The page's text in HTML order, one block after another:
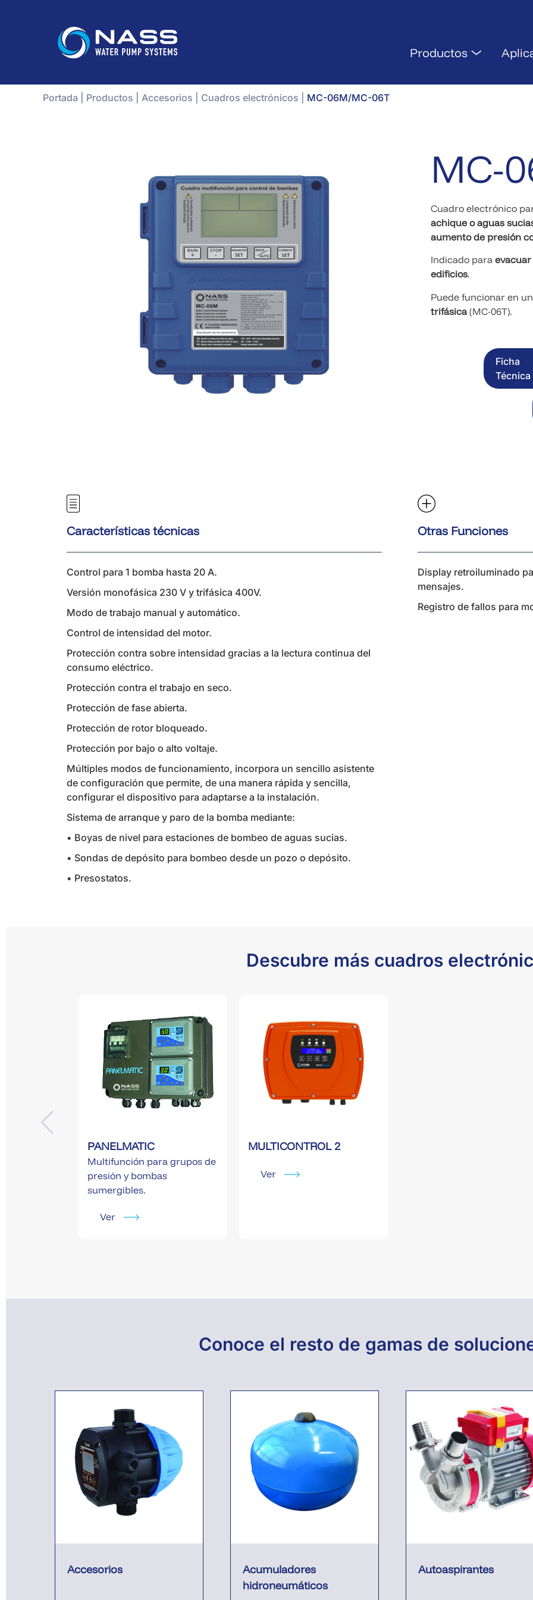
Productos
Portada Productos Accesorios Cuadros electrónicos MC-06M/MC-06T
MC-
Cuadro electrónico
achique o aguas
aumento de presión
Indicado para
edificios.
Puede funcionar en
trifásica (MC-06T).
Ficha
Técnica
Características técnicas
Control para 1 bomba hasta 20 A.
Versión monofásica 230 V y trifásica 400V.
Modo de trabajo manual y automático.
Control de intensidad del motor.
Protección contra sobre intensidad gracias a la lectura continua del
consumo eléctrico.
Protección contra el trabajo en seco.
Protección de fase abierta.
Protección de rotor bloqueado.
Protección por bajo o alto voltaje.
Múltiples modos de funcionamiento, incorpora un sencillo asistente
de configuración que permite, de una manera rápida y sencilla,
configurar el dispositivo para adaptarse a la instalación.
Sistema de arranque y paro de la bomba mediante:
• Boyas de nivel para estaciones de bombeo de aguas sucias.
• Sondas de depósito para bombeo desde un pozo o depósito.
• Presostatos.
Otras Funciones
Display retroiluminado
mensajes.
Registro de fallos para
Descubre más cuadros
PANELMATIC
Multifunción para grupos de
presión y bombas
sumergibles.
Ver
MULTICONTROL 2
Ver
Conoce el resto de gamas de
Accesorios
Acumuladores
hidroneumáticos
Autoaspirantes